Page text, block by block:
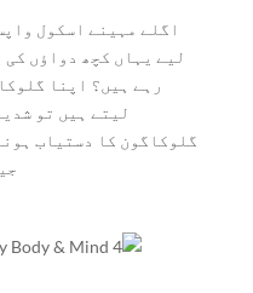
اگلے مہینے اسکول
لیے یہاں کچھ دواؤں
رہے ہیں؟ اپنا
لیتے ہیں تو
گلوکاگون کا دستیاب